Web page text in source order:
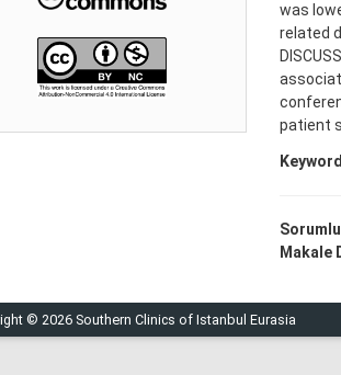
was
related
patient
Makale
© 2026 Southern Clinics of Istanbul Eurasia